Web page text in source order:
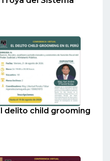
delito child grooming